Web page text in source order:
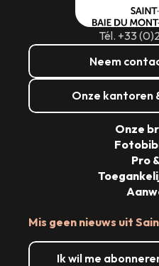
Tél. +33
Neem
Onze kantoren
Mis geen nieuws uit
Ik wil me
Onze
Pro